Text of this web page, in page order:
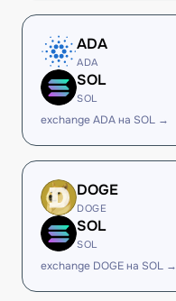
ADA
ADA
SOL
SOL
exchange ADA на SOL →
DOGE
DOGE
SOL
SOL
exchange DOGE на SOL →